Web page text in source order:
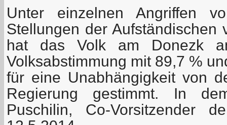
Unter einzelnen Angriffen
Stellungen der Aufständischen
hat das Volk am Donezk
Volksabstimmung mit 89,7 %
für eine Unabhängigkeit von
Regierung gestimmt. In
Puschilin, Co-Vorsitzender